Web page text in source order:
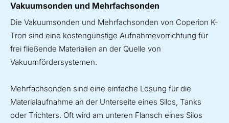
Vakuumsonden und Mehrfachsonden
Die Vakuumsonden und Mehrfachsonden von Coperion K-
Tron sind eine kostengünstige Aufnahmevorrichtung für
frei fließende Materialien an der Quelle von
Vakuumfördersystemen.
Mehrfachsonden sind eine einfache Lösung für die
Materialaufnahme an der Unterseite eines Silos, Tanks
oder Trichters. Oft wird am unteren Flansch eines Silos